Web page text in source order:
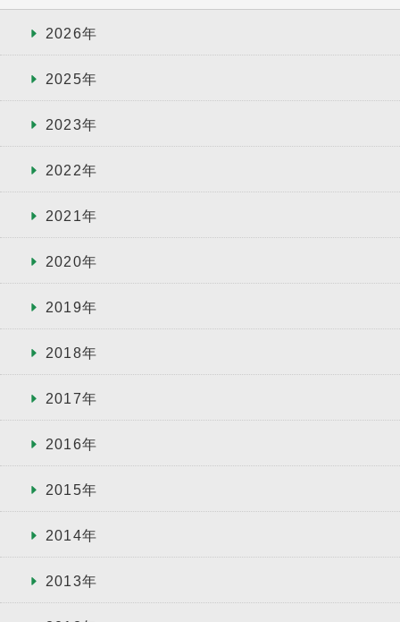
2026年
2025年
2023年
2022年
2021年
2020年
2019年
2018年
2017年
2016年
2015年
2014年
2013年